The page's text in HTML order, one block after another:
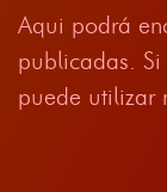
Aqui podrá
publicadas.
puede utilizar